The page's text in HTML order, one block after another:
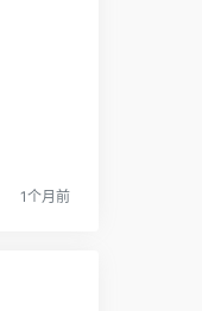
1个月前